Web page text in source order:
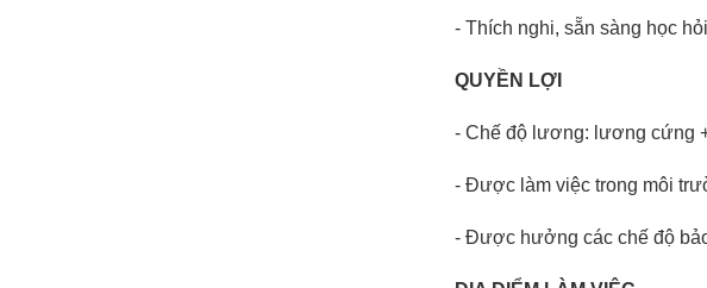
- Thích nghi, sẵn sàng học
QUYỀN LỢI
- Chế độ lương: lương cứng
- Được làm việc trong môi
- Được hưởng các chế độ